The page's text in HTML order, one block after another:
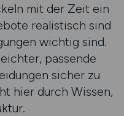
mit der Zeit ein
realistisch sind
wichtig sind.
passende
sicher zu
hier durch Wissen,